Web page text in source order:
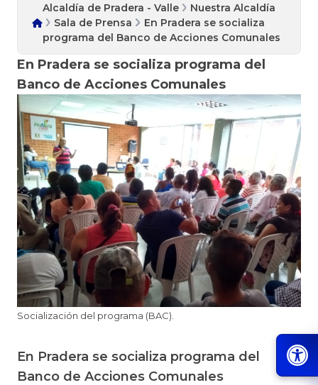
Alcaldía de Pradera - Valle
Nuestra Alcaldía
Sala de Prensa
En Pradera se socializa
programa del Banco de Acciones Comunales
En Pradera se socializa programa del
Banco de Acciones Comunales
​Socialización del programa (BAC).
En Pradera se socializa programa del
Banco de Acciones Comunales